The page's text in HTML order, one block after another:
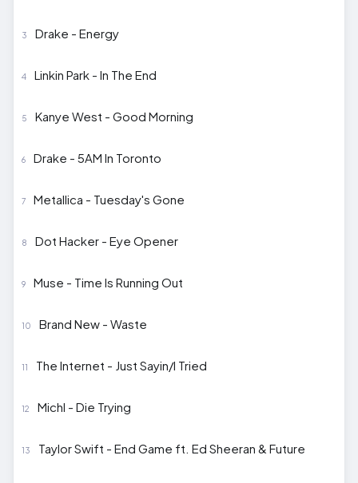
Drake - Energy
Linkin Park - In The End
Kanye West - Good Morning
Drake - 5AM In Toronto
Metallica - Tuesday's Gone
Dot Hacker - Eye Opener
Muse - Time Is Running Out
Brand New - Waste
The Internet - Just Sayin/I Tried
Michl - Die Trying
Taylor Swift - End Game ft. Ed Sheeran & Future